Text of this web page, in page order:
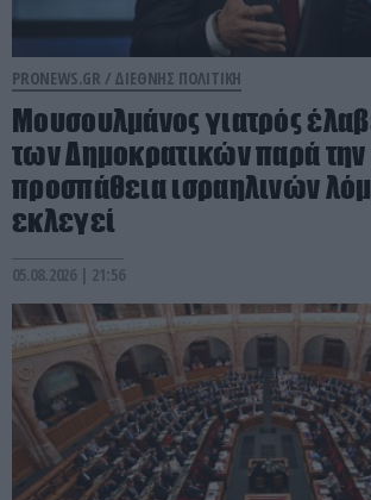
PRONEWS.GR / ΔΙΕΘΝΗΣ ΠΟΛΙΤΙΚΗ
Μουσουλμάνος γιατρός
των Δημοκρατικών παρά την
προσπάθεια ισραηλινών
εκλεγεί
05.08.2026 | 21:56